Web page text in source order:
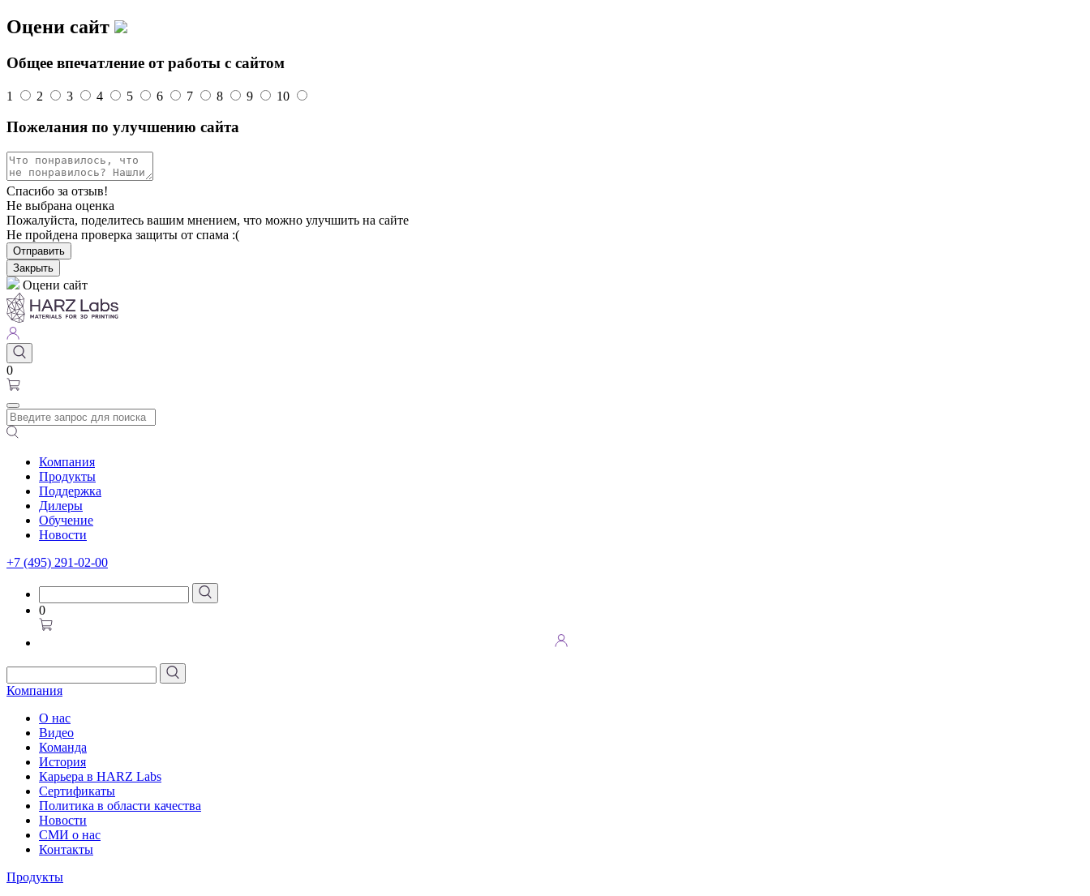
Оцени сайт
Общее впечатление от работы с сайтом
1 2 3 4 5 6 7 8 9 10
Пожелания по улучшению сайта
Спасибо за отзыв!
Не выбрана оценка
Пожалуйста, поделитесь вашим мнением, что можно улучшить на сайте
Не пройдена проверка защиты от спама :(
Отправить
Закрыть
Оцени сайт
0
Компания
Продукты
Поддержка
Дилеры
Обучение
Новости
+7 (495) 291-02-00
0
Компания
О нас
Видео
Команда
История
Карьера в HARZ Labs
Сертификаты
Политика в области качества
Новости
СМИ о нас
Контакты
Продукты